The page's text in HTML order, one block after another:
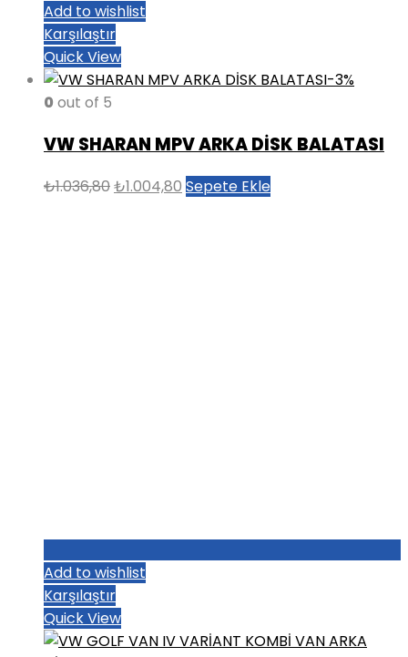
Add to wishlist
Karşılaştır
Quick View
-3%
0 out of 5
VW SHARAN MPV ARKA DİSK BALATASI
₺1.036,80Orijinal
₺1.004,80 Şu
Sepete Ekle
Add to wishlist
Karşılaştır
Quick View